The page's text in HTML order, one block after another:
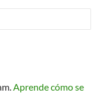
Aprende cómo se